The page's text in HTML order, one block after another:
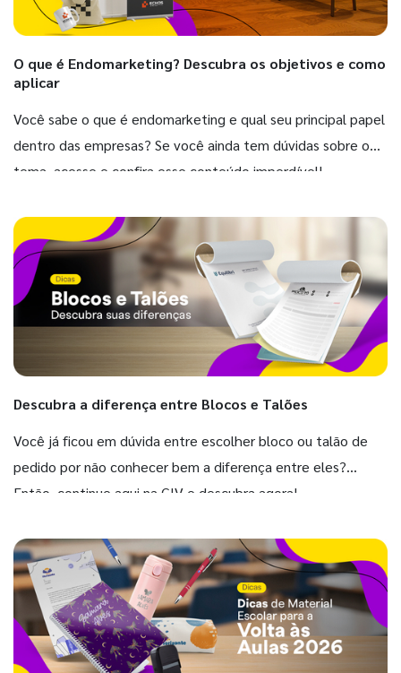
O que é Endomarketing? Descubra os objetivos e como
aplicar
Você sabe o que é endomarketing e qual seu principal papel
dentro das empresas? Se você ainda tem dúvidas sobre o
tema, acesse e confira esse conteúdo imperdível!
Descubra a diferença entre Blocos e Talões
Você já ficou em dúvida entre escolher bloco ou talão de
pedido por não conhecer bem a diferença entre eles?
Então, continue aqui na GIV e descubra agora!